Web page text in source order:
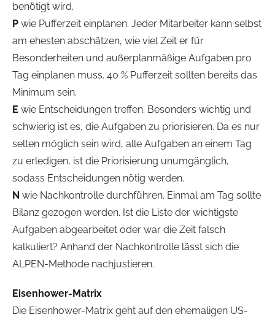
benötigt wird.
P wie Pufferzeit einplanen. Jeder Mitarbeiter kann selbst
am ehesten abschätzen, wie viel Zeit er für
Besonderheiten und außerplanmäßige Aufgaben pro
Tag einplanen muss. 40 % Pufferzeit sollten bereits das
Minimum sein.
E wie Entscheidungen treffen. Besonders wichtig und
schwierig ist es, die Aufgaben zu priorisieren. Da es nur
selten möglich sein wird, alle Aufgaben an einem Tag
zu erledigen, ist die Priorisierung unumgänglich,
sodass Entscheidungen nötig werden.
N wie Nachkontrolle durchführen. Einmal am Tag sollte
Bilanz gezogen werden. Ist die Liste der wichtigste
Aufgaben abgearbeitet oder war die Zeit falsch
kalkuliert? Anhand der Nachkontrolle lässt sich die
ALPEN-Methode nachjustieren.
Eisenhower-Matrix
Die Eisenhower-Matrix geht auf den ehemaligen US-